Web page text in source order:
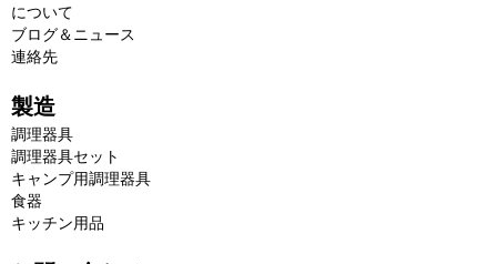
について
ブログ＆ニュース
連絡先
製造
調理器具
調理器具セット
キャンプ用調理器具
食器
キッチン用品